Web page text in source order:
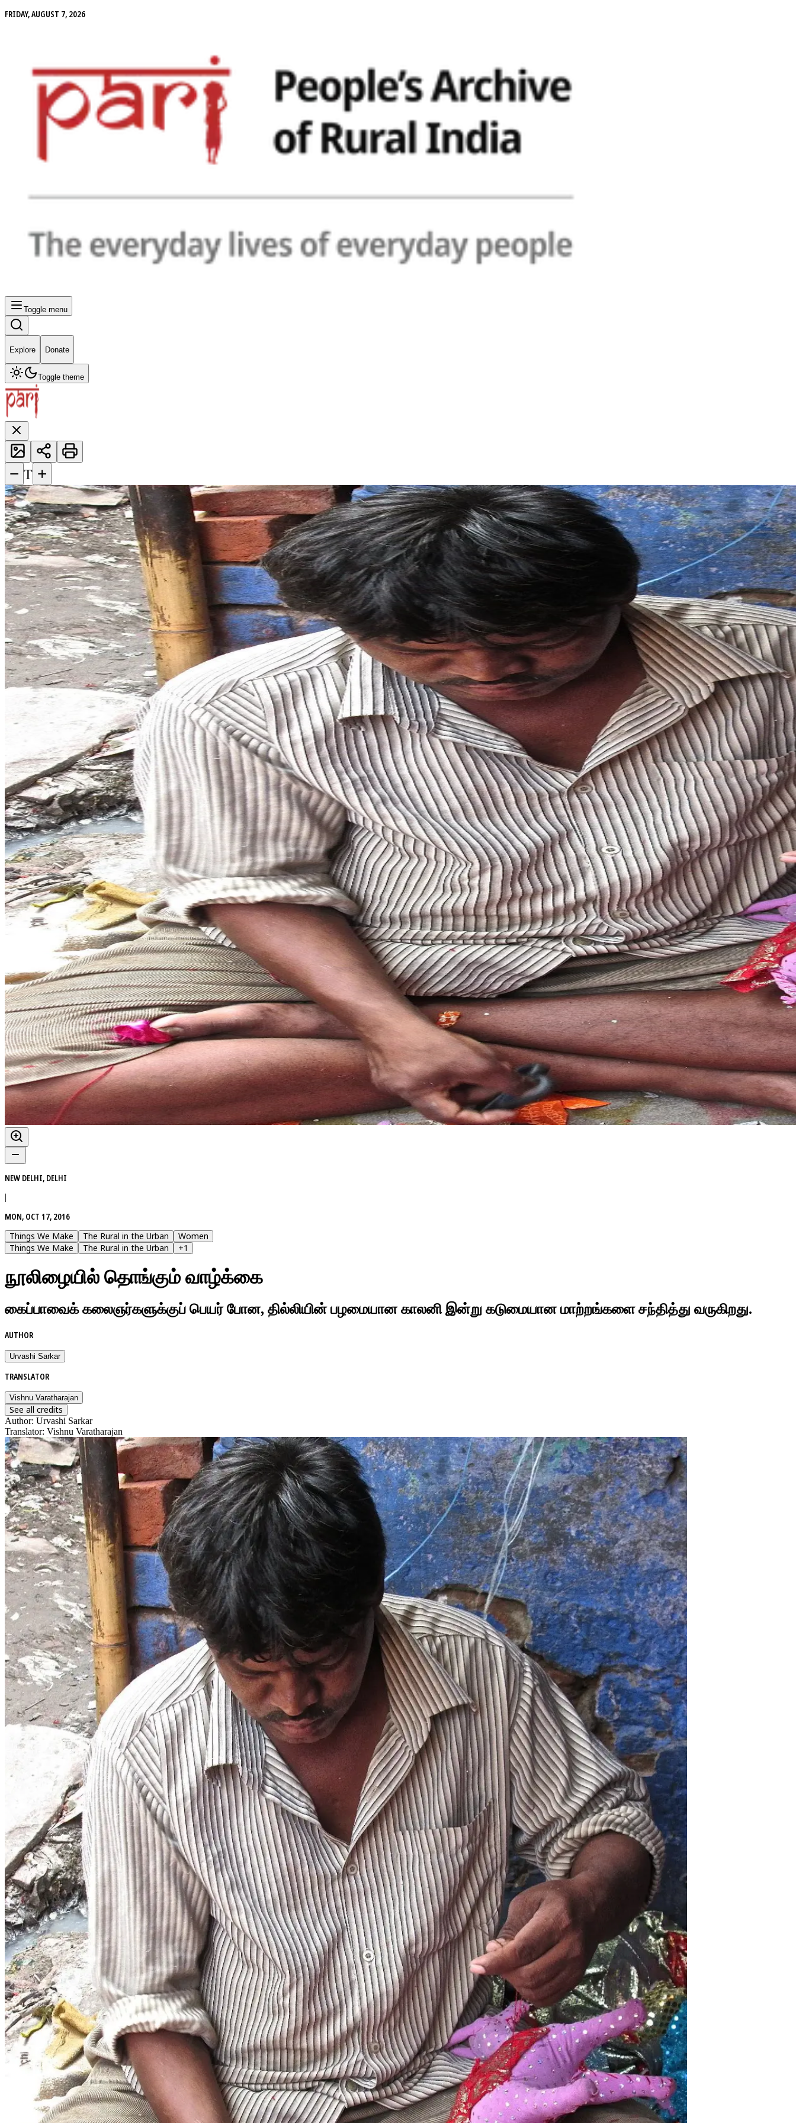
FRIDAY, AUGUST 7, 2026
Toggle menu
Explore Donate
Toggle theme
− T +
NEW DELHI, DELHI
|
MON, OCT 17, 2016
Things We Make
The Rural in the Urban
Women
Things We Make
The Rural in the Urban +1
நூலிழையில் தொங்கும் வாழ்க்கை
கைப்பாவைக் கலைஞர்களுக்குப் பெயர் போன, தில்லியின் பழமையான காலனி இன்று கடுமையான மாற்றங்களை சந்தித்து வருகிறது.
AUTHOR
Urvashi Sarkar
TRANSLATOR
Vishnu Varatharajan
See all credits
Author: Urvashi Sarkar
Translator: Vishnu Varatharajan